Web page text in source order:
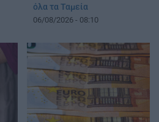
όλα τα Ταμεία
06/08/2026 - 08:10